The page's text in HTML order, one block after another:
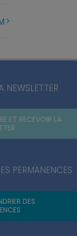
NEWSLETTER
ET RECEVOIR LA
PERMANENCES
DES